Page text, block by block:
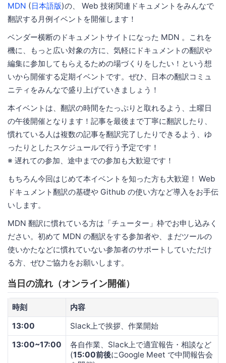
MDN (日本語版)の、 Web 技術関連ドキュメントをみんなで
翻訳する月例イベントを開催します！
ベンダー横断のドキュメントサイトになった MDN 。これを
機に、もっと広い対象の方に、気軽にドキュメントの翻訳や
編集に参加してもらえるための場づくりをしたい！という想
いから開催する定期イベントです。ぜひ、日本の翻訳コミュ
ニティをみんなで盛り上げていきましょう！
本イベントは、翻訳の時間をたっぷりと取れるよう、土曜日
の午後開催となります！記事を最後まで丁寧に翻訳したり、
慣れている人は複数の記事を翻訳完了したりできるよう、ゆ
ったりとしたスケジュールで行う予定です！
※ 遅れての参加、途中までの参加も大歓迎です！
もちろん今回はじめて本イベントを知った方も大歓迎！ Web
ドキュメント翻訳の基礎や Github の使い方など導入をお手伝
いします。
MDN 翻訳に慣れている方は「チューター」枠でお申し込みく
ださい。初めて MDN の翻訳をする参加者や、まだツールの
使いかたなどに慣れていない参加者のサポートしていただけ
る方、ぜひご協力をお願いします。
当日の流れ（オンライン開催）
時刻
内容
13:00
Slack上で挨拶、作業開始
13:00~17:00
各自作業、Slack上で適宜報告・相談など
(15:00前後にGoogle Meet で中間報告会